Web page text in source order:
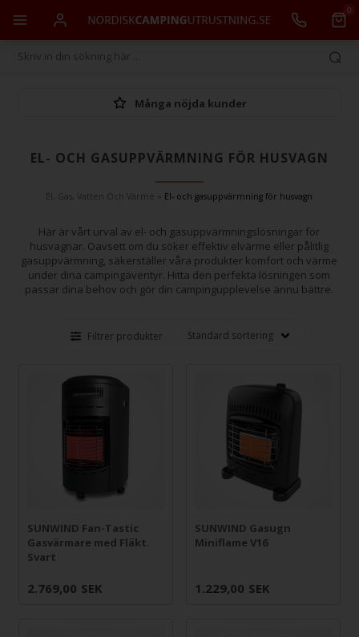
0
Många nöjda kunder
EL- OCH GASUPPVÄRMNING FÖR HUSVAGN
El, Gas, Vatten Och Värme El- och gasuppvärmning för husvagn
Här är vårt urval av el- och gasuppvärmningslösningar för
husvagnar. Oavsett om du söker effektiv elvärme eller pålitlig
gasuppvärmning, säkerställer våra produkter komfort och värme
under dina campingäventyr. Hitta den perfekta lösningen som
passar dina behov och gör din campingupplevelse ännu bättre.
Filtrer produkter
SUNWIND Fan-Tastic
Gasvärmare med Fläkt.
Svart
2.769,00 SEK
SUNWIND Gasugn
Miniflame V16
1.229,00 SEK